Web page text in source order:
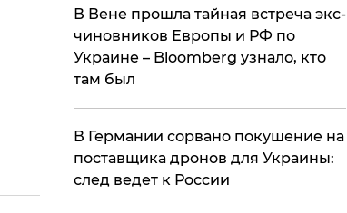
В Вене прошла тайная встреча экс-
чиновников Европы и РФ по
Украине – Bloomberg узнало, кто
там был
​В Германии сорвано покушение на
поставщика дронов для Украины:
след ведет к России